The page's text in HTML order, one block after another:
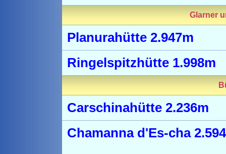
Glarner
Planurahütte 2.947m
Ringelspitzhütte 1.998m
Carschinahütte 2.236m
Chamanna d'Es-cha